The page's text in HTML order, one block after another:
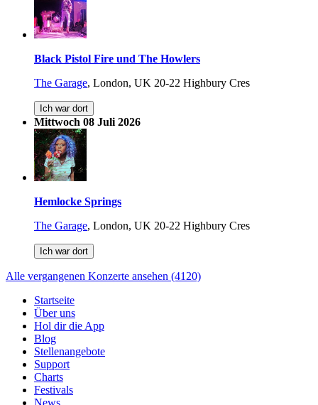
Black Pistol Fire und The Howlers
The Garage, London, UK 20-22 Highbury Cres
Ich war dort
Mittwoch 08 Juli 2026
Hemlocke Springs
The Garage, London, UK 20-22 Highbury Cres
Ich war dort
Alle vergangenen Konzerte ansehen (4120)
Startseite
Über uns
Hol dir die App
Blog
Stellenangebote
Support
Charts
Festivals
News